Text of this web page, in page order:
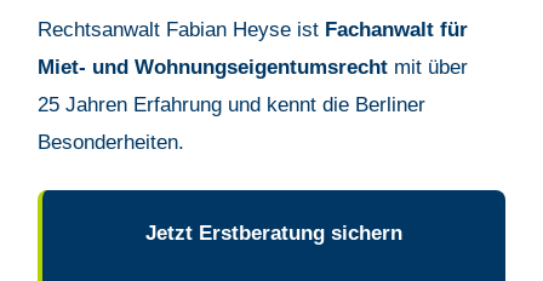
Rechtsanwalt Fabian Heyse ist Fachanwalt für
Miet- und Wohnungseigentumsrecht mit über
25 Jahren Erfahrung und kennt die Berliner
Besonderheiten.
Jetzt Erstberatung sichern